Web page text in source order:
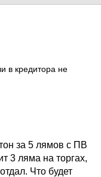
в кредитора не
за 5 лямов с ПВ
3 ляма на торгах,
Что будет